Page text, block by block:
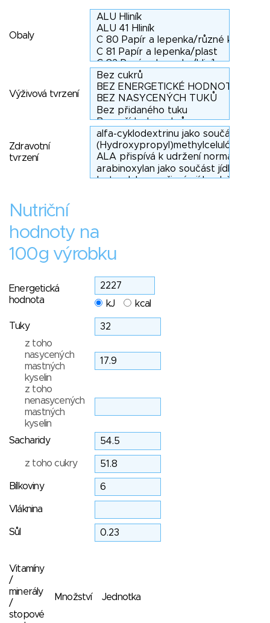
Obaly
Výživová tvrzení
Zdravotní
tvrzení
Nutriční
hodnoty na
100g výrobku
Energetická
hodnota
kJ kcal
Tuky
z toho
nasycených
mastných
kyselin
z toho
nenasycených
mastných
kyselin
Sacharidy
z toho cukry
Bílkoviny
Vláknina
Sůl
Vitamíny
/
minerály
/
stopové
Množství Jednotka